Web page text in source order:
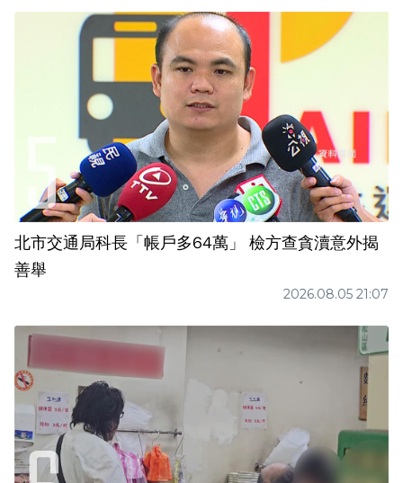
北市交通局科長「帳戶多64萬」 檢方查貪瀆意外揭
善舉
2026.08.05 21:07